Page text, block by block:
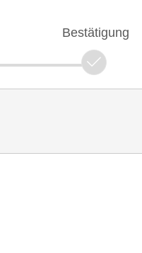
Bestätigung